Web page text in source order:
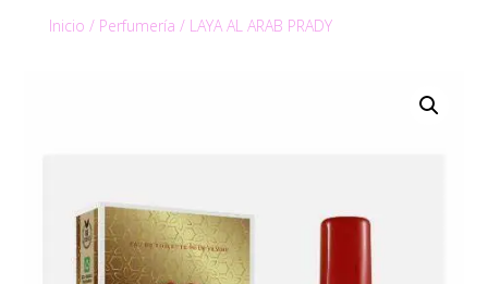
Inicio / Perfumería / LAYA AL ARAB PRADY